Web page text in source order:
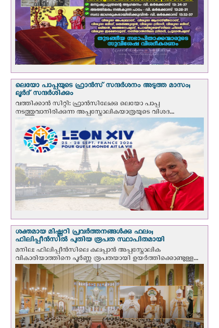
ലെയോ പാപ്പയുടെ ഫ്രാന്‍സ് സന്ദര്‍ശനം അടുത്ത മാസം;
ലൂര്‍ദ് സന്ദര്‍ശിക്കും
വത്തിക്കാന്‍ സിറ്റി: ഫ്രാൻസിലേക്കു ലെയോ പാപ്പ
നടത്തുവാനിരിക്കുന്ന അപ്പസ്തോലികയാത്രയുടെ വിശദ...
ശക്തമായ മിഷ്ണറി പ്രവർത്തനങ്ങൾക്കു ഫലം;
ഫിലിപ്പീൻസിൽ പുതിയ രൂപത സ്ഥാപിതമായി
മനില: ഫിലിപ്പീൻസിലെ കലപ്പാൻ അപ്പസ്തോലിക
വികാരിയാത്തിനെ പൂർണ്ണ രൂപതയായി ഉയർത്തിക്കൊണ്ടുള്ള...